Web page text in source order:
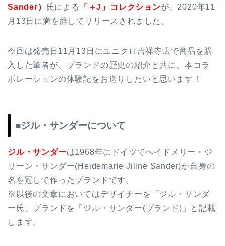
Sander）
氏による 「＋J」コレクションが、2020年11
月13日に満を辞してリリースされました。
今回は発売日11月13日にユニクロ吉祥寺店で商品を購
入した筆者が、ブランドの歴史の紹介と共に、本コラ
ボレーションの体験記をお送りしたいと思います！
■ジル・サンダーについて
ジル・サンダーは1968年にドイツでヘイドメリー・ジ
リーン・サンダー(Heidemarie Jiline Sander)が自身の
名を冠して作ったブランドです。
※以後の文章においてはデザイナーを「ジル・サンダ
ー氏」ブランドを「ジル・サンダー(ブランド)」と記載
します。